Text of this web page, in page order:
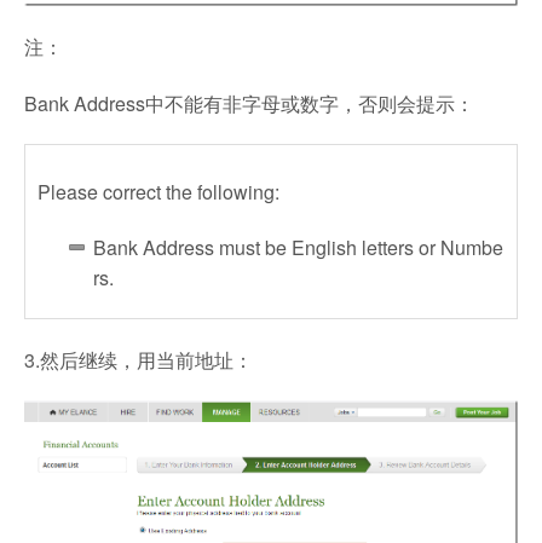
注：
Bank Address中不能有非字母或数字，否则会提示：
Please correct the following:
Bank Address must be English letters or Numbe
rs.
3.然后继续，用当前地址：